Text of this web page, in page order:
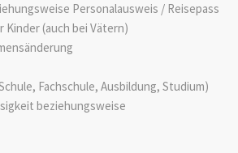
Personalausweis / Reisepass
Kinder (auch bei Vätern)
Fachschule, Ausbildung, Studium)
beziehungsweise